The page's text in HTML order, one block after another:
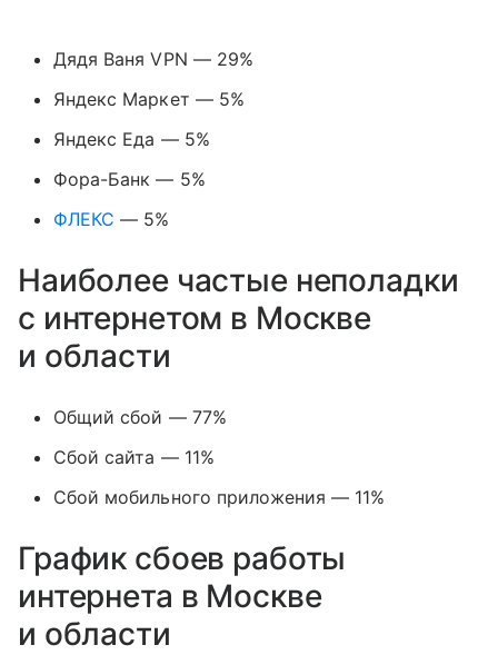
Дядя Ваня VPN — 29%
Яндекс Маркет — 5%
Яндекс Еда — 5%
Фора-Банк — 5%
ФЛЕКС — 5%
Наиболее частые неполадки
с интернетом в Москве
и области
Общий сбой — 77%
Сбой сайта — 11%
Сбой мобильного приложения — 11%
График сбоев работы
интернета в Москве
и области